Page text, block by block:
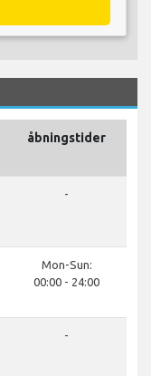
åbningstider
-
Mon-Sun:
00:00 - 24:00
-